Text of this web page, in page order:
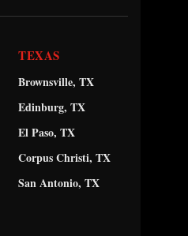
TEXAS
Brownsville, TX
Edinburg, TX
El Paso, TX
Corpus Christi, TX
San Antonio, TX